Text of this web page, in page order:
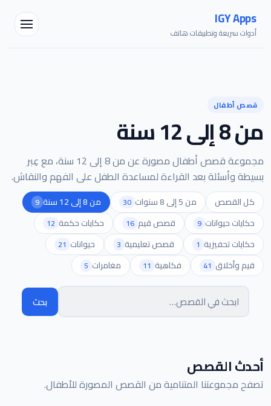
IGY Apps
أدوات سريعة وتطبيقات هاتف
قصص أطفال
من 8 إلى 12 سنة
مجموعة قصص أطفال مصورة عن من 8 إلى 12 سنة، مع عِبر
بسيطة وأسئلة بعد القراءة لمساعدة الطفل على الفهم والنقاش.
كل القصص من 5 إلى 8 سنوات 30 من 8 إلى 12 سنة 9
حكايات حيوانات 9 قصص قيم 16 حكايات حكمة 12
حكايات تحفيزية 1 قصص تعليمية 3 حيوانات 21
قيم وأخلاق 41 فكاهية 11 مغامرات 5
البحث في القصص بحث
أحدث القصص
تصفح مجموعتنا المتنامية من القصص المصورة للأطفال.
مساعد IGY